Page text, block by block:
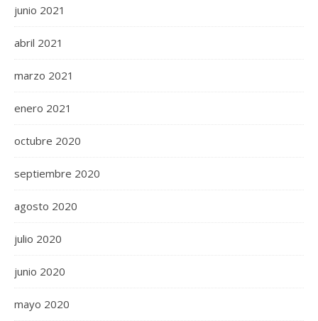
junio 2021
abril 2021
marzo 2021
enero 2021
octubre 2020
septiembre 2020
agosto 2020
julio 2020
junio 2020
mayo 2020